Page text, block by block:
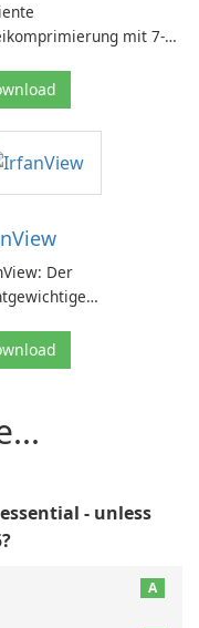
mit 7-
Der
- unless
A